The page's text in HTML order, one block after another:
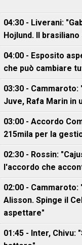
04:30 - Liverani:
Hojlund. Il
04:00 - Esposito
che può cambiare
03:30 -
Juve, Rafa Marin in
03:00 - Accordo
215mila per la
02:30 - Rossin:
l'accordo che
02:00 -
Alisson. Spinge il
aspettare"
01:45 - Inter, Chivu: